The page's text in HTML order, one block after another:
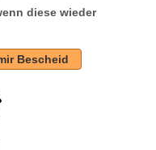
diese wieder
Bescheid